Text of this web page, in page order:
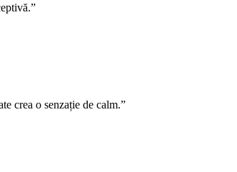
crea o senzație de calm.”